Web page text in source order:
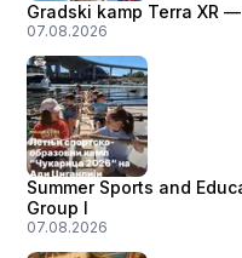
Gradski kamp Terra XR
07.08.2026
Summer Sports and
Group I
07.08.2026